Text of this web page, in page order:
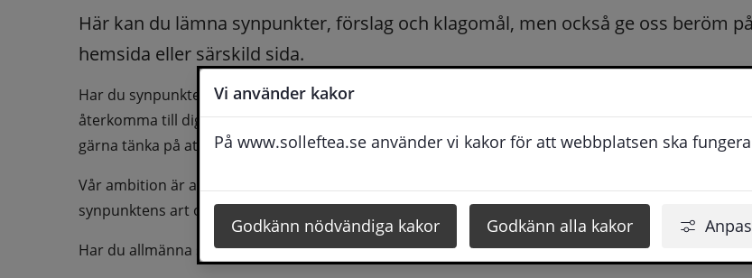
Vi använder kakor
På www.solleftea.se använder vi kakor för att webbplatsen ska
Godkänn nödvändiga kakor Godkänn alla kakor
Här kan du lämna synpunkter, förslag och klagomål, men också ge oss beröm på
hemsida eller särskild sida.
Har du synpunkter på webbplatsen kan du skicka in dem via formuläret nedanför. Vill du att vi ska
återkomma till dig behöver du även fylla i dina kontaktuppgifter. När du skriver in din synpunkt får
gärna tänka på att vara så tydlig som möjligt för att vi ska kunna hjälpa dig bättre.
Vår ambition är att besvara synpunkter så snart som möjligt, men svarstiden beror givetvis på
synpunktens art och omfång.
Har du allmänna synpunkter, klagomål eller beröm gör du det via e-tjänsten Synpunkt